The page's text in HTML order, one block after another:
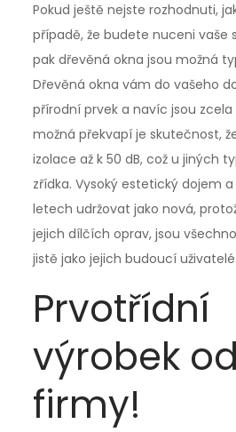
Pokud ještě nejste rozhodnuti,
případě, že budete nuceni vaše
pak dřevěná okna jsou možná
Dřevěná okna vám do vašeho
přírodní prvek a navíc jsou zcela
možná překvapí je skutečnost,
izolace až k 50 dB, což u jiných
zřídka. Vysoký estetický dojem
letech udržovat jako nová,
jejich dílčích oprav, jsou
jistě jako jejich budoucí
Prvotřídní
výrobek
firmy!